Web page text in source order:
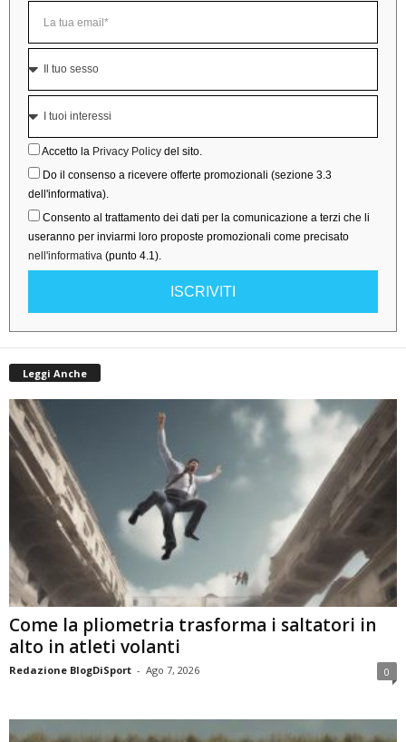
Accetto la Privacy Policy del sito.
Do il consenso a ricevere offerte promozionali (sezione 3.3
dell'informativa).
Consento al trattamento dei dati per la comunicazione a terzi che li
useranno per inviarmi loro proposte promozionali come precisato
nell'informativa (punto 4.1).
ISCRIVITI
Leggi Anche
Come la pliometria trasforma i saltatori in
alto in atleti volanti
Redazione BlogDiSport - Ago 7, 2026 0